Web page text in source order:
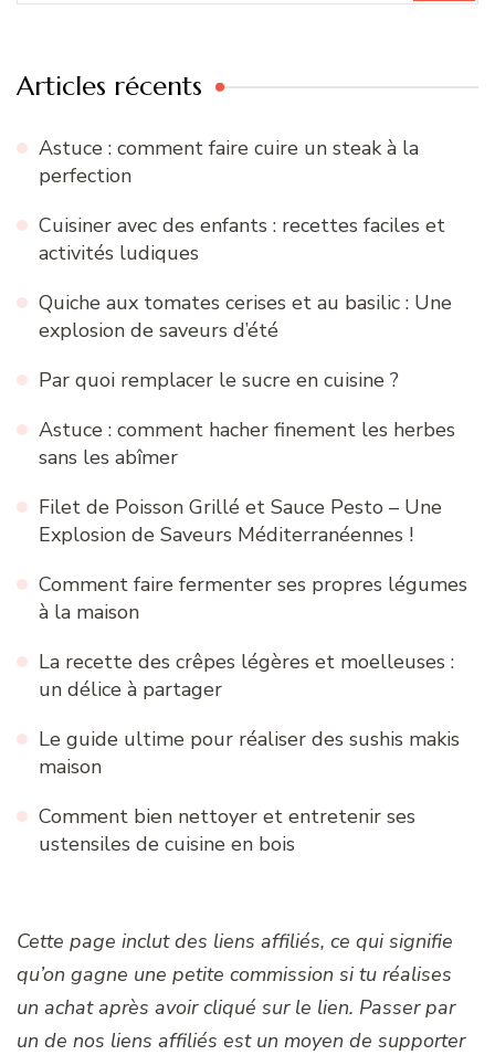
Articles récents
Astuce : comment faire cuire un steak à la
perfection
Cuisiner avec des enfants : recettes faciles et
activités ludiques
Quiche aux tomates cerises et au basilic : Une
explosion de saveurs d’été
Par quoi remplacer le sucre en cuisine ?
Astuce : comment hacher finement les herbes
sans les abîmer
Filet de Poisson Grillé et Sauce Pesto – Une
Explosion de Saveurs Méditerranéennes !
Comment faire fermenter ses propres légumes
à la maison
La recette des crêpes légères et moelleuses :
un délice à partager
Le guide ultime pour réaliser des sushis makis
maison
Comment bien nettoyer et entretenir ses
ustensiles de cuisine en bois
Cette page inclut des liens affiliés, ce qui signifie
qu’on gagne une petite commission si tu réalises
un achat après avoir cliqué sur le lien. Passer par
un de nos liens affiliés est un moyen de supporter